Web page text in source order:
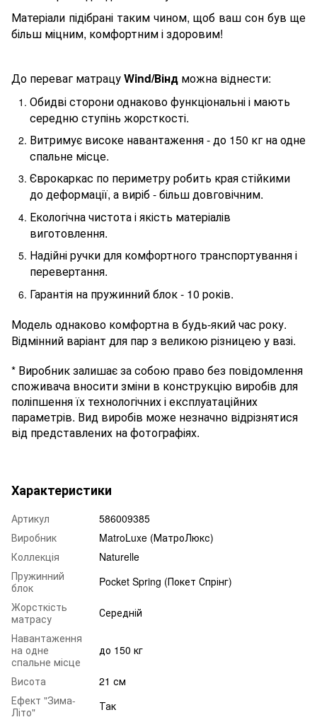
Матеріали підібрані таким чином, щоб ваш сон був ще
більш міцним, комфортним і здоровим!
До переваг матрацуWind/Вінд можна віднести:
Обидві сторони однаково функціональні і мають
середню ступінь жорсткості.
Витримує високе навантаження - до 150 кг на одне
спальне місце.
Єврокаркас по периметру робить края стійкими
до деформації, а виріб - більш довговічним.
Екологічна чистота і якість матеріалів
виготовлення.
Надійні ручки для комфортного транспортування і
перевертання.
Гарантія на пружинний блок - 10 років.
Модель однаково комфортна в будь-який час року.
Відмінний варіант для пар з великою різницею у вазі.
* Виробник залишає за собою право без повідомлення
споживача вносити зміни в конструкцію виробів для
поліпшення їх технологічних і експлуатаційних
параметрів. Вид виробів може незначно відрізнятися
від представлених на фотографіях.
Характеристики
Артикул
586009385
Виробник
MatroLuxe (МатроЛюкс)
Коллекція
Naturelle
Пружинний
блок
Pocket Spring (Покет Спрінг)
Жорсткість
матрасу
Середній
Навантаження
на одне
спальне місце
до 150 кг
Висота
21 см
Ефект "Зима-
Літо"
Так